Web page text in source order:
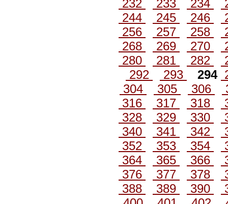
232
233 234
244
245 246
256
257 258
268
269 270
280
281 282
292
293 294
304
305 306
316
317 318
328
329 330
340
341 342
352
353 354
364
365 366
376
377 378
388
389 390